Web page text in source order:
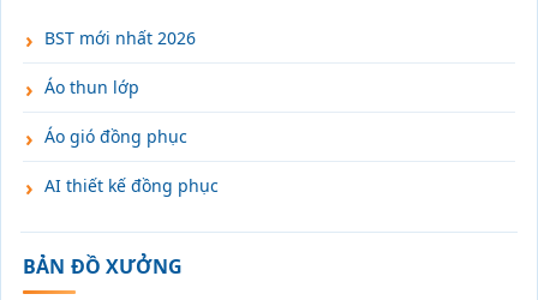
BST mới nhất 2026
Áo thun lớp
Áo gió đồng phục
AI thiết kế đồng phục
BẢN ĐỒ XƯỞNG